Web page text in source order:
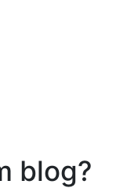
blog?